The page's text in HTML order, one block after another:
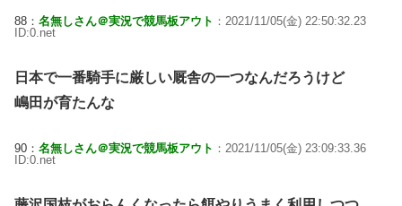
88： 名無しさん＠実況で競馬板アウト ：2021/11/05(金) 22:50:32.23
ID:0.net
日本で一番騎手に厳しい厩舎の一つなんだろうけど
嶋田が育たんな
90： 名無しさん＠実況で競馬板アウト ：2021/11/05(金) 23:09:33.36
ID:0.net